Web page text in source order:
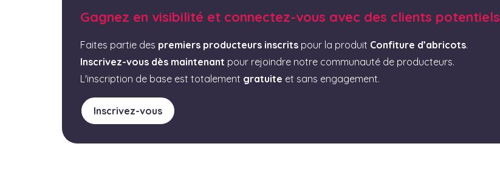
Gagnez en visibilité et connectez-vous avec des clients potentiels
Faites partie des premiers producteurs inscrits pour la produit Confiture d’abricots.
Inscrivez-vous dès maintenant pour rejoindre notre communauté de producteurs.
L'inscription de base est totalement gratuite et sans engagement.
Inscrivez-vous